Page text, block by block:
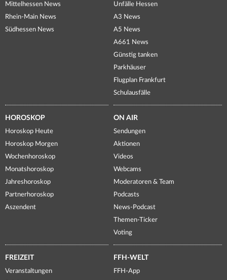
Mittelhessen News
Rhein-Main News
Südhessen News
Unfälle Hessen
A3 News
A5 News
A661 News
Günstig tanken
Parkhäuser
Flugplan Frankfurt
Schulausfälle
HOROSKOP
Horoskop Heute
Horoskop Morgen
Wochenhoroskop
Monatshoroskop
Jahreshoroskop
Partnerhoroskop
Aszendent
ON AIR
Sendungen
Aktionen
Videos
Webcams
Moderatoren & Team
Podcasts
News-Podcast
Themen-Ticker
Voting
FREIZEIT
Veranstaltungen
FFH-WELT
FFH-App